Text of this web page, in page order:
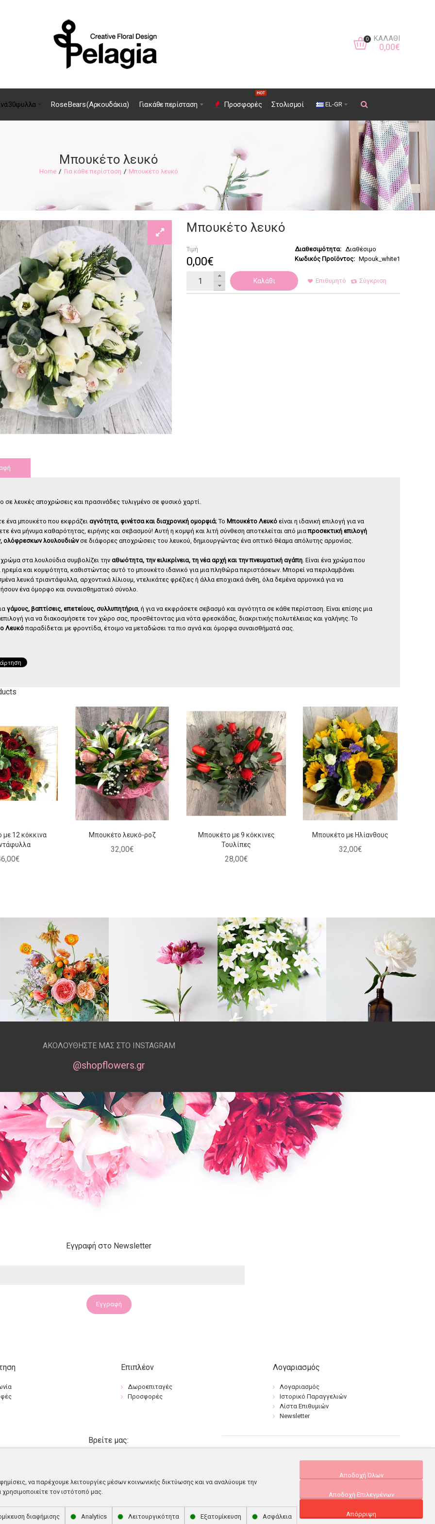
ΚΑΛΆΘΙ
0
0,00€
30φυλλα Rose Bears (Αρκουδάκια) Για κάθε περίσταση Προσφορές
HOT
Στολισμοί EL-GR
Μπουκέτο λευκό
Για κάθε περίσταση Μπουκέτο λευκό
Μπουκέτο λευκό
Τιμή
0,00€
Διαθεσιμότητα: Διαθέσιμο
Κωδικός Προϊόντος: Mpouk_white1
Καλάθι Επιθυμητό Σύγκριση
σε λευκές αποχρώσεις και πρασινάδες τυλιγμένο σε φυσικό χαρτί.
ένα μπουκέτο που εκφράζει αγνότητα, φινέτσα και διαχρονική ομορφιά; Το Μπουκέτο Λευκό είναι η ιδανική επιλογή για να
ένα μήνυμα καθαρότητας, ειρήνης και σεβασμού! Αυτή η κομψή και λιτή σύνθεση αποτελείται από μιαπροσεκτική επιλογή
ολόφρεσκων λουλουδιώνσε διάφορες αποχρώσεις του λευκού, δημιουργώντας ένα οπτικό θέαμα απόλυτης αρμονίας.
στα λουλούδια συμβολίζει την αθωότητα, την ειλικρίνεια, τη νέα αρχή και την πνευματική αγάπη. Είναι ένα χρώμα που
ηρεμία και κομψότητα, καθιστώντας αυτό το μπουκέτο ιδανικό για μια πληθώρα περιστάσεων. Μπορεί να περιλαμβάνει
λευκά τριαντάφυλλα, αρχοντικά λίλιουμ, ντελικάτες φρέζιες ή άλλα εποχιακά άνθη, όλα δεμένα αρμονικά για να
ένα όμορφο και συναισθηματικό σύνολο.
γάμους, βαπτίσεις, επετείους, συλλυπητήρια, ή για να εκφράσετε σεβασμό και αγνότητα σε κάθε περίσταση. Είναι επίσης μια
για να διακοσμήσετε τον χώρο σας, προσθέτοντας μια νότα φρεσκάδας, διακριτικής πολυτέλειας και γαλήνης. Το
Λευκόπαραδίδεται με φροντίδα, έτοιμο να μεταδώσει τα πιο αγνά και όμορφα συναισθήματά σας.
με 12 κόκκινα
,00€
Μπουκέτο λευκό-ροζ
32,00€
Μπουκέτο με 9 κόκκινες
Τουλίπες
28,00€
Μπουκέτο με Ηλίανθους
32,00€
forever
4 τεμάχια
ΑΚΟΛΟΥΘΗΣΤΕ ΜΑΣ ΣΤΟ INSTAGRAM
@shopflowers.gr
Εγγραφή στο Newsletter
Εγγραφή
Επιπλέον
Δωροεπιταγές
Προσφορές
Λογαριασμός
Λογαριασμός
Ιστορικό Παραγγελιών
Λίστα Επιθυμιών
Newsletter
Βρείτε μας:
να παρέχουμε λειτουργίες μέσων κοινωνικής δικτύωσης και να αναλύουμε την
τον ιστότοπό μας.
διαφήμισης Analytics Λειτουργικότητα Εξατομίκευση Ασφάλεια
Αποδοχή Όλων
Αποδοχή Επιλεγμένων
Απόρριψη